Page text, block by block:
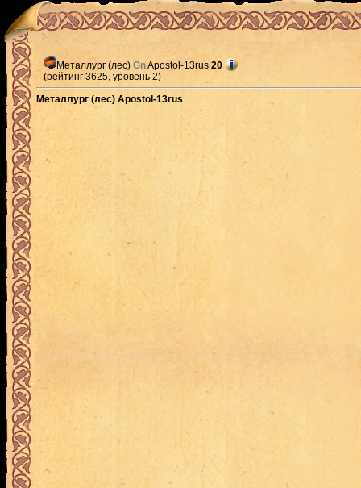
Металлург (лес) GnApostol-13rus 20
(рейтинг 3625, уровень 2)
Металлург (лес) Apostol-13rus